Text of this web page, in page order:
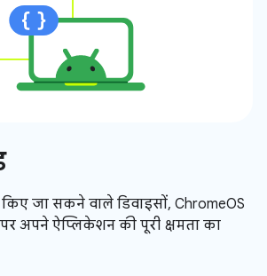
जा सकने वाले डिवाइसों, ChromeOS
अपने ऐप्लिकेशन की पूरी क्षमता का